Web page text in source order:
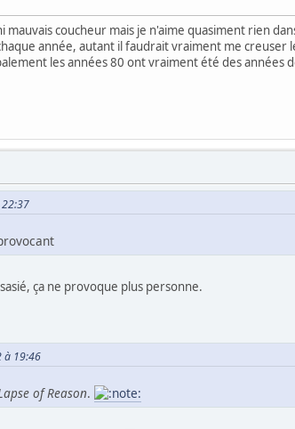
mauvais coucheur mais je n'aime quasiment rien
année, autant il faudrait vraiment me
les années 80 ont vraiment été des années
ça ne provoque plus personne.
à 19:46
of Reason.